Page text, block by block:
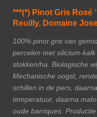
***(*) Pinot Gris Rosé
Reuilly, Domaine
100% pinot gris van
percelen met silicium-
stokken/ha. Biologische
Mechanische oogst,
schillen in de pers,
temperatuur, daarna
oude barriques.